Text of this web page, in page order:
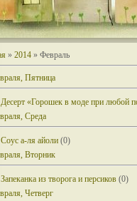
» 2014 » Февраль
Пятница
Десерт «Горошек в моде при любой
Среда
Соус а-ля айоли (0)
Вторник
Запеканка из творога и персиков (0)
Четверг